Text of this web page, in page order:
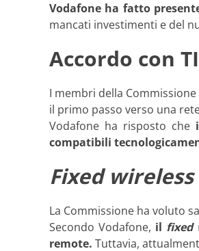
Vodafone ha fatto
mancati investimenti e del
Accordo con
I membri della
il primo passo verso una
Vodafone ha risposto che
compatibili
Fixed wireless
La Commissione ha voluto
Secondo Vodafone, il fixed
remote. Tuttavia,